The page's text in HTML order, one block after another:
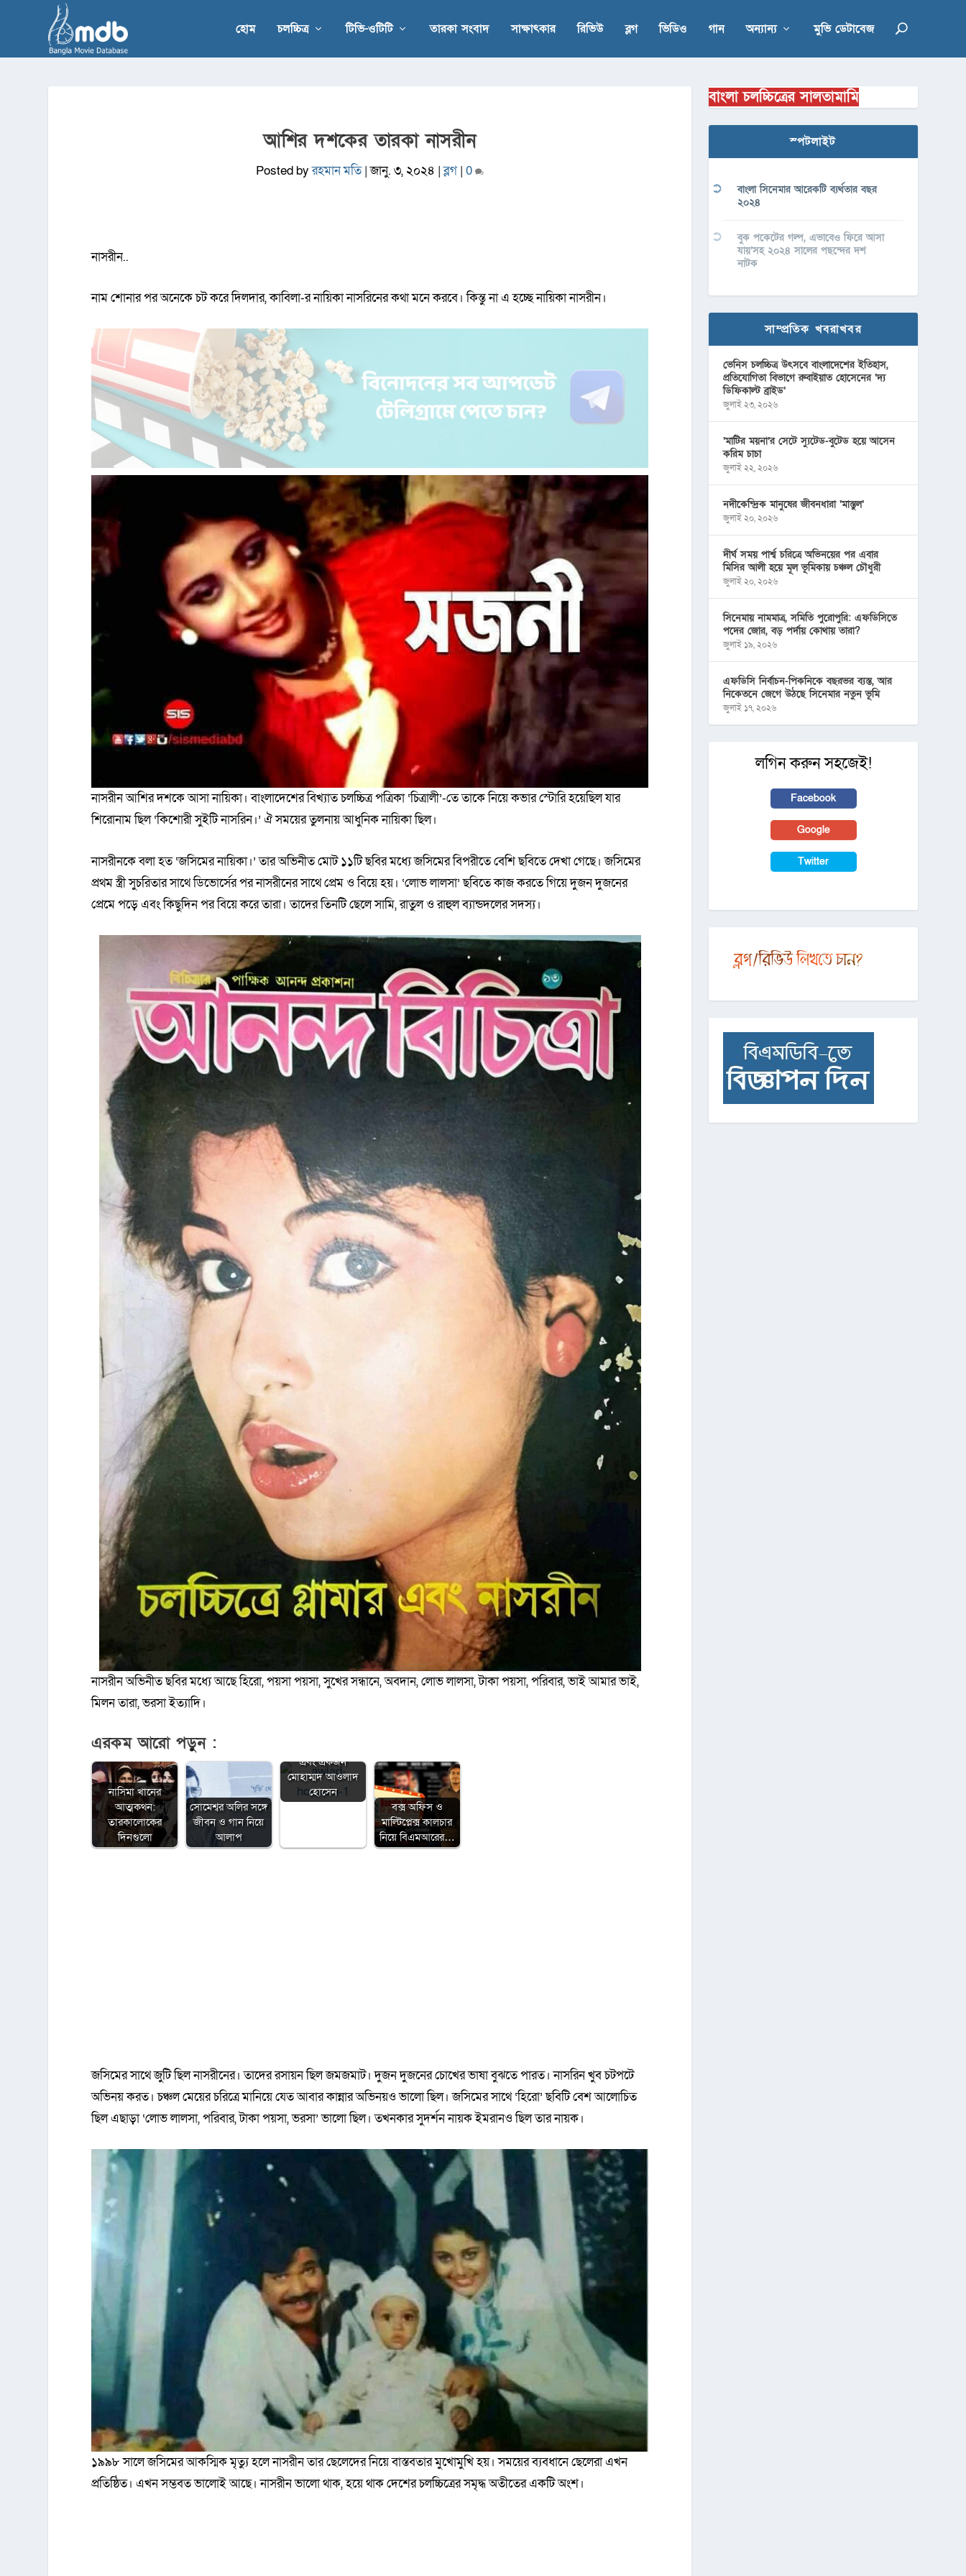
হোম চলচ্চিত্র টিভি-ওটিটি তারকা সংবাদ সাক্ষাৎকার রিভিউ ব্লগ ভিডিও গান অন্যান্য মুভি ডেটাবেজ
আশির দশকের তারকা নাসরীন
Posted byরহমান মতি|জানু. ৩, ২০২৪ |ব্লগ |0
নাসরীন..
নাম শোনার পর অনেকে চট করে দিলদার, কাবিলা-র নায়িকা নাসরিনের কথা মনে করবে। কিন্তু না এ হচ্ছে নায়িকা নাসরীন।
নাসরীন আশির দশকে আসা নায়িকা। বাংলাদেশের বিখ্যাত চলচ্চিত্র পত্রিকা ‘চিত্রালী’-তে তাকে নিয়ে কভার স্টোরি হয়েছিল যার
শিরোনাম ছিল ‘কিশোরী সুইটি নাসরিন।’ ঐ সময়ের তুলনায় আধুনিক নায়িকা ছিল।
নাসরীনকে বলা হত ‘জসিমের নায়িকা।’ তার অভিনীত মোট ১১টি ছবির মধ্যে জসিমের বিপরীতে বেশি ছবিতে দেখা গেছে। জসিমের
প্রথম স্ত্রী সুচরিতার সাথে ডিভোর্সের পর নাসরীনের সাথে প্রেম ও বিয়ে হয়। ‘লোভ লালসা’ ছবিতে কাজ করতে গিয়ে দুজন দুজনের
প্রেমে পড়ে এবং কিছুদিন পর বিয়ে করে তারা। তাদের তিনটি ছেলে সামি, রাতুল ও রাহুল ব্যান্ডদলের সদস্য।
নাসরীন অভিনীত ছবির মধ্যে আছে হি‌রো, পয়সা পয়সা, সু‌খের সন্ধা‌নে, অবদান, লোভ লালসা, টাকা পয়সা, পরিবার, ভাই আমার ভাই,
মিলন তারা, ভরসা ইত্যাদি।
এরকম আরো পড়ুন :
নাসিমা খানের
আত্মকথন:
তারকালোকের
দিনগুলো
সোমেশ্বর অলির সঙ্গে
জীবন ও গান নিয়ে
আলাপ
এবং একজন
মোহাম্মদ আওলাদ
হোসেন
বক্স অফিস ও
মাল্টিপ্লেক্স কালচার
নিয়ে বিএমআরের…
জসিমের সাথে জুটি ছিল নাসরীনের। তাদের রসায়ন ছিল জমজমাট। দুজন দুজনের চোখের ভাষা বুঝতে পারত। নাসরিন খুব চটপটে
অভিনয় করত। চঞ্চল মেয়ের চরিত্রে মানিয়ে যেত আবার কান্নার অভিনয়ও ভালো ছিল। জসিমের সাথে ‘হিরো’ ছবিটি বেশ আলোচিত
ছিল এছাড়া ‘লোভ লালসা, পরিবার, টাকা পয়সা, ভরসা’ ভালো ছিল। তখনকার সুদর্শন নায়ক ইমরানও ছিল তার নায়ক।
১৯৯৮ সালে জসিমের আকস্মিক মৃত্যু হলে নাসরীন তার ছেলেদের নিয়ে বাস্তবতার মুখোমুখি হয়। সময়ের ব্যবধানে ছেলেরা এখন
প্রতিষ্ঠিত। এখন সম্ভবত ভালোই আছে। নাসরীন ভালো থাক, হয়ে থাক দেশের চলচ্চিত্রের সমৃদ্ধ অতীতের একটি অংশ।
বাংলা চলচ্চিত্রের সালতামামি
স্পটলাইট
বাংলা সিনেমার আরেকটি ব্যর্থতার বছর
২০২৪
বুক পকেটের গল্প, এভাবেও ফিরে আসা
যায়’সহ ২০২৪ সালের পছন্দের দশ
নাটক
সাম্প্রতিক খবরাখবর
ভেনিস চলচ্চিত্র উৎসবে বাংলাদেশের ইতিহাস,
প্রতিযোগিতা বিভাগে রুবাইয়াত হোসেনের ‘দ্য
ডিফিকাল্ট ব্রাইড’
জুলাই ২৩, ২০২৬
‘মাটির ময়না’র সেটে স্যুটেড-বুটেড হয়ে আসেন
করিম চাচা
জুলাই ২২, ২০২৬
নদীকেন্দ্রিক মানুষের জীবনধারা ‘মাস্তুল’
জুলাই ২০, ২০২৬
দীর্ঘ সময় পার্শ্ব চরিত্রে অভিনয়ের পর এবার
মিসির আলী হয়ে মূল ভূমিকায় চঞ্চল চৌধুরী
জুলাই ২০, ২০২৬
সিনেমায় নামমাত্র, সমিতি পুরোপুরি: এফডিসিতে
পদের জোর, বড় পর্দায় কোথায় তারা?
জুলাই ১৯, ২০২৬
এফডিসি নির্বাচন-পিকনিকে বছরভর ব্যস্ত, আর
নিকেতনে জেগে উঠছে সিনেমার নতুন ভূমি
জুলাই ১৭, ২০২৬
লগিন করুন সহজেই!
Facebook
Google
Twitter